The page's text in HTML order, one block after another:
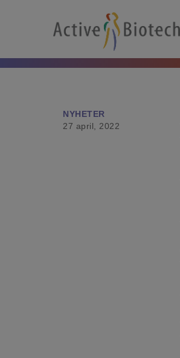
NYHETER
27 april, 2022